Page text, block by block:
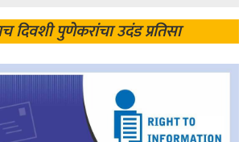
दिवशी पुणेकरांचा उदंड प्रतिसा